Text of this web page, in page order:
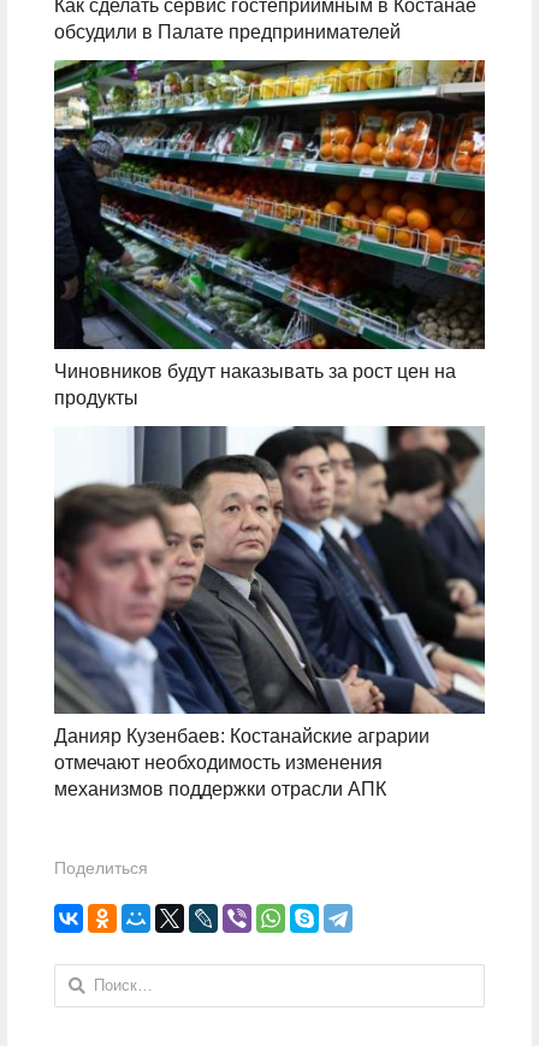
Как сделать сервис гостеприимным в Костанае
обсудили в Палате предпринимателей
Чиновников будут наказывать за рост цен на
продукты
Данияр Кузенбаев: Костанайские аграрии
отмечают необходимость изменения
механизмов поддержки отрасли АПК
Поделиться
Найти: